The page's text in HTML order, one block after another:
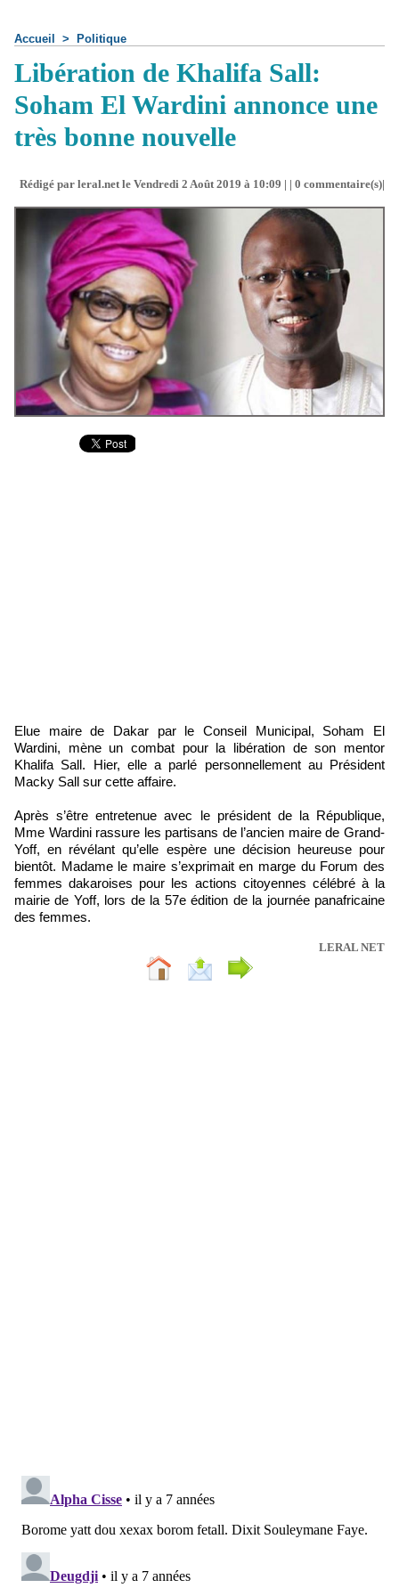
Accueil > Politique
Libération de Khalifa Sall:
Soham El Wardini annonce une
très bonne nouvelle
Rédigé par leral.net le Vendredi 2 Août 2019 à 10:09 | | 0 commentaire(s)|
Elue maire de Dakar par le Conseil Municipal, Soham El
Wardini, mène un combat pour la libération de son mentor
Khalifa Sall. Hier, elle a parlé personnellement au Président
Macky Sall sur cette affaire.
Après s’être entretenue avec le président de la République,
Mme Wardini rassure les partisans de l’ancien maire de Grand-
Yoff, en révélant qu’elle espère une décision heureuse pour
bientôt. Madame le maire s’exprimait en marge du Forum des
femmes dakaroises pour les actions citoyennes célébré à la
mairie de Yoff, lors de la 57e édition de la journée panafricaine
des femmes.
LERAL NET